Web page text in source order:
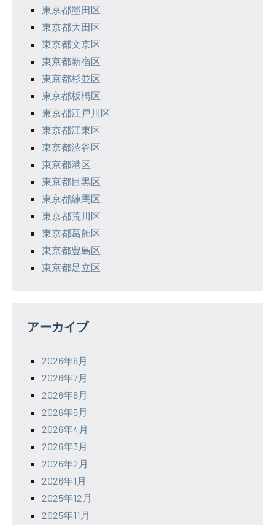
東京都墨田区
東京都大田区
東京都文京区
東京都新宿区
東京都杉並区
東京都板橋区
東京都江戸川区
東京都江東区
東京都渋谷区
東京都港区
東京都目黒区
東京都練馬区
東京都荒川区
東京都葛飾区
東京都豊島区
東京都足立区
アーカイブ
2026年8月
2026年7月
2026年6月
2026年5月
2026年4月
2026年3月
2026年2月
2026年1月
2025年12月
2025年11月